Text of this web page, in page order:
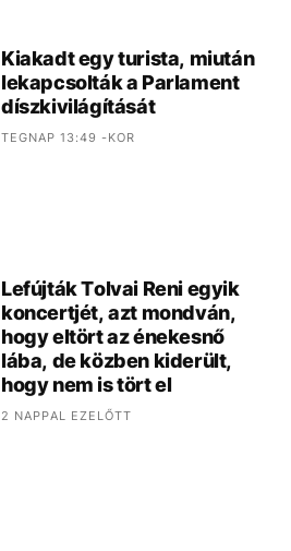
Kiakadt egy turista, miután
lekapcsolták a Parlament
díszkivilágítását
TEGNAP 13:49 -KOR
Lefújták Tolvai Reni egyik
koncertjét, azt mondván,
hogy eltört az énekesnő
lába, de közben kiderült,
hogy nem is tört el
2 NAPPAL EZELŐTT